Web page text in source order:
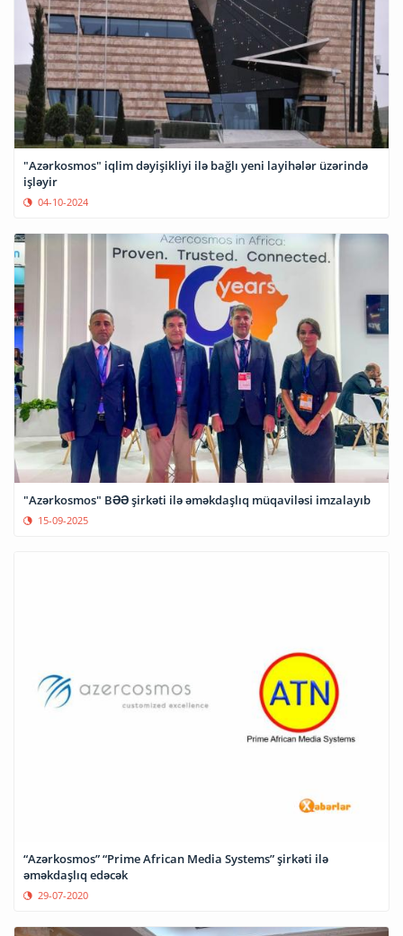
"Azərkosmos" iqlim dəyişikliyi ilə bağlı yeni layihələr üzərində
işləyir
04-10-2024
"Azərkosmos" BƏƏ şirkəti ilə əməkdaşlıq müqaviləsi imzalayıb
15-09-2025
“Azərkosmos” “Prime African Media Systems” şirkəti ilə
əməkdaşlıq edəcək
29-07-2020